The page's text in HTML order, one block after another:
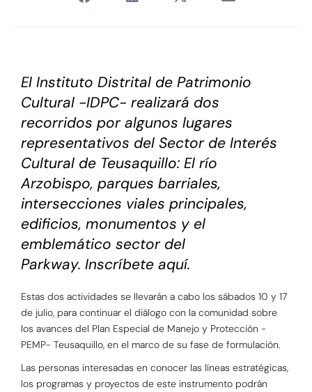
El Instituto Distrital de Patrimonio
Cultural -IDPC- realizará dos
recorridos por algunos lugares
representativos del Sector de Interés
Cultural de Teusaquillo: El río
Arzobispo, parques barriales,
intersecciones viales principales,
edificios, monumentos y el
emblemático sector del
Parkway. Inscríbete aquí.
Estas dos actividades se llevarán a cabo los sábados 10 y 17
de julio, para continuar el diálogo con la comunidad sobre
los avances del Plan Especial de Manejo y Protección -
PEMP- Teusaquillo, en el marco de su fase de formulación.
Las personas interesadas en conocer las líneas estratégicas,
los programas y proyectos de este instrumento podrán